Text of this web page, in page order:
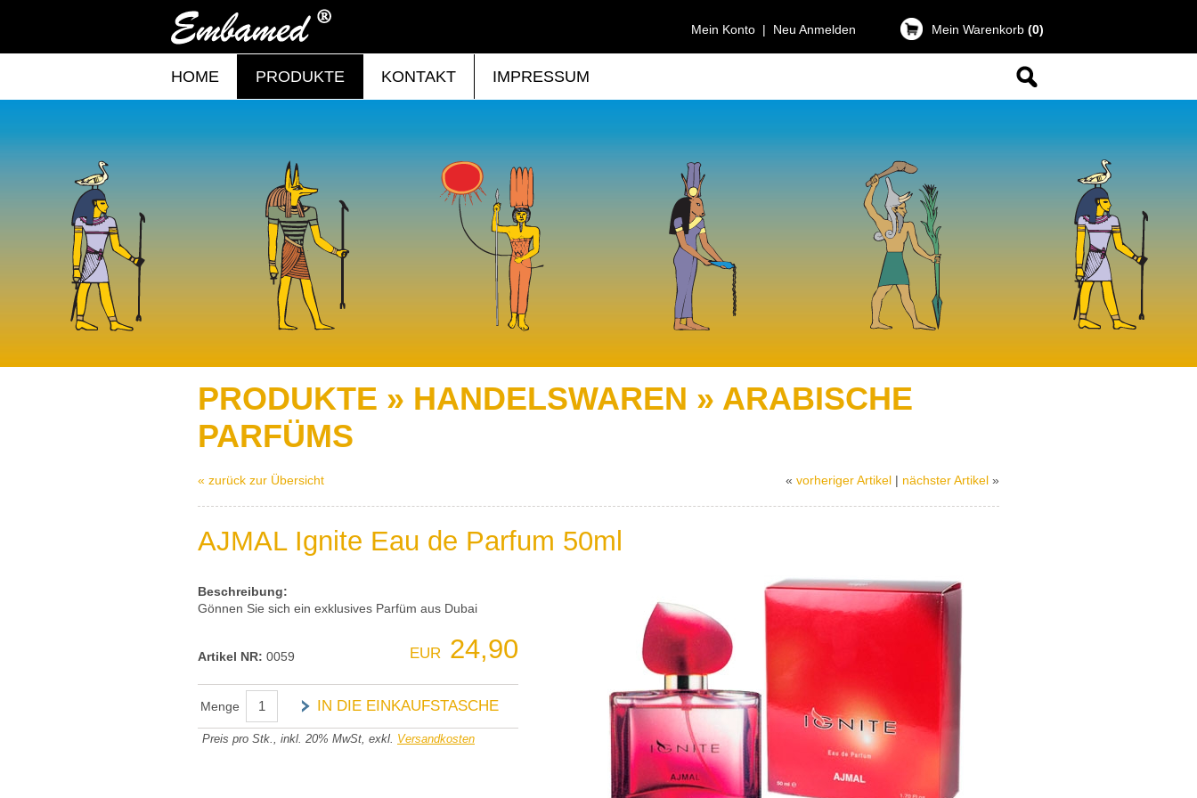
Mein Warenkorb (0)
Mein Konto | Neu Anmelden
HOME PRODUKTE KONTAKT IMPRESSUM
PRODUKTE » HANDELSWAREN » ARABISCHE
PARFÜMS
« zurück zur Übersicht « vorheriger Artikel | nächster Artikel »
AJMAL Ignite Eau de Parfum 50ml
Beschreibung:
Gönnen Sie sich ein exklusives Parfüm aus Dubai
Artikel NR: 0059 EUR 24,90
Menge IN DIE EINKAUFSTASCHE
Preis pro Stk., inkl. 20% MwSt, exkl. Versandkosten